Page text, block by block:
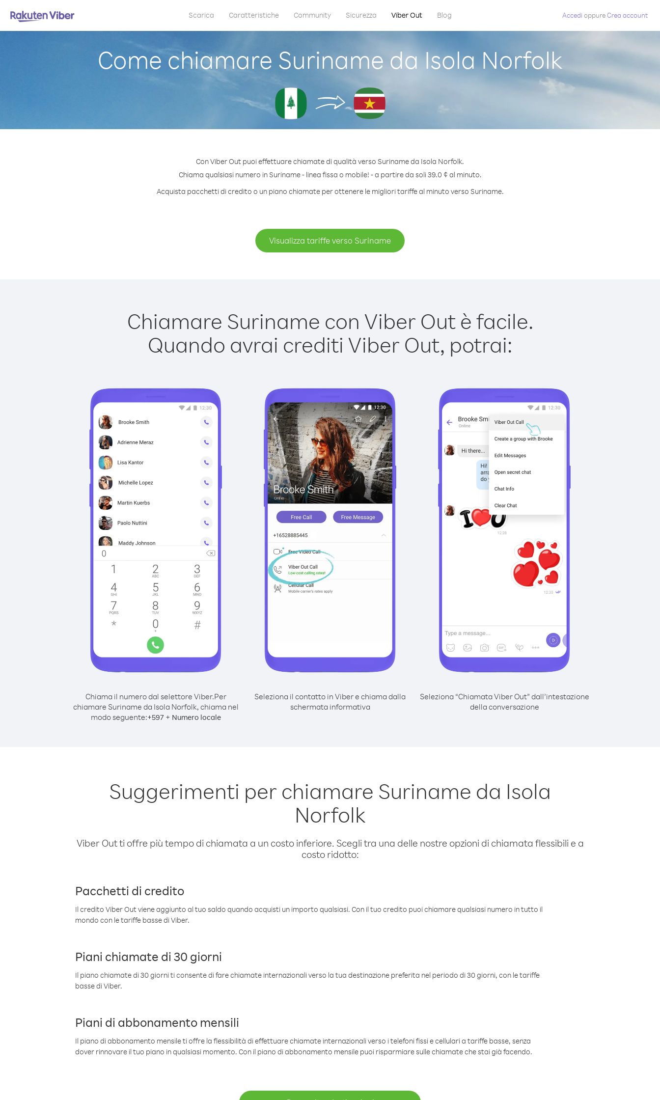
Scarica Caratteristiche Community Sicurezza Viber Out Blog Accedi oppureCrea account
Come chiamare Suriname da Isola Norfolk
Con Viber Out puoi effettuare chiamate di qualità verso Suriname da Isola Norfolk.
Chiama qualsiasi numero in Suriname - linea fissa o mobile! - a partire da soli 39.0 ¢ al minuto.
Acquista pacchetti di credito o un piano chiamate per ottenere le migliori tariffe al minuto verso Suriname.
Visualizza tariffe verso Suriname
Chiamare Suriname con Viber Out è facile.
Quando avrai crediti Viber Out, potrai:
Chiama il numero dal selettore Viber.Per
chiamare Suriname da Isola Norfolk, chiama nel
modo seguente:+597+ Numero locale
Seleziona il contatto in Viber e chiama dalla
schermata informativa
Seleziona “Chiamata Viber Out” dall’intestazione
della conversazione
Suggerimenti per chiamare Suriname da Isola
Norfolk
Viber Out ti offre più tempo di chiamata a un costo inferiore. Scegli tra una delle nostre opzioni di chiamata flessibili e a
costo ridotto:
Pacchetti di credito
Il credito Viber Out viene aggiunto al tuo saldo quando acquisti un importo qualsiasi. Con il tuo credito puoi chiamare qualsiasi numero in tutto il
mondo con le tariffe basse di Viber.
Piani chiamate di 30 giorni
Il piano chiamate di 30 giorni ti consente di fare chiamate internazionali verso la tua destinazione preferita nel periodo di 30 giorni, con le tariffe
basse di Viber.
Piani di abbonamento mensili
Il piano di abbonamento mensile ti offre la flessibilità di effettuare chiamate internazionali verso i telefoni fissi e cellulari a tariffe basse, senza
dover rinnovare il tuo piano in qualsiasi momento. Con il piano di abbonamento mensile puoi risparmiare sulle chiamate che stai già facendo.